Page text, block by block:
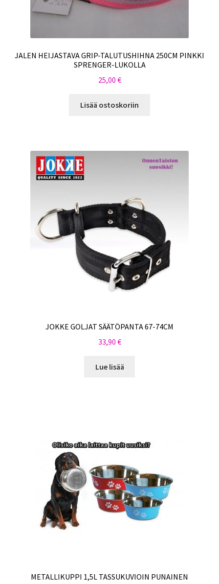
JALEN HEIJASTAVA GRIP-TALUTUSHIHNA 250CM PINKKI
SPRENGER-LUKOLLA
25,00 €
Lisää ostoskoriin
JOKKE GOLJAT SÄÄTÖPANTA 67-74CM
33,90 €
Lue lisää
METALLIKUPPI 1,5L TASSUKUVIOIN PUNAINEN